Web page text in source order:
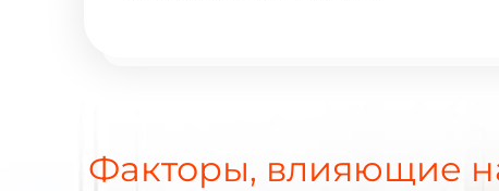
Факторы, влияющие